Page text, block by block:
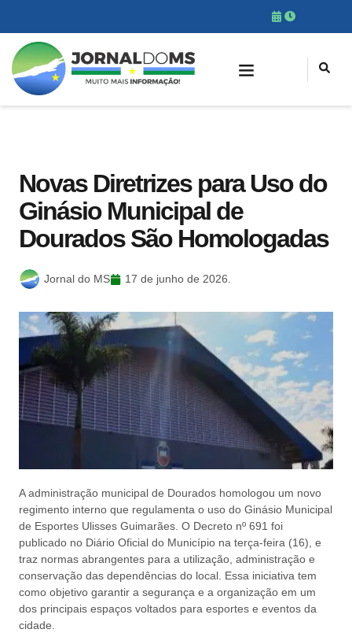
Novas Diretrizes para Uso do
Ginásio Municipal de
Dourados São Homologadas
Jornal do MS 17 de junho de 2026.
A administração municipal de Dourados homologou um novo
regimento interno que regulamenta o uso do Ginásio Municipal
de Esportes Ulisses Guimarães. O Decreto nº 691 foi
publicado no Diário Oficial do Município na terça-feira (16), e
traz normas abrangentes para a utilização, administração e
conservação das dependências do local. Essa iniciativa tem
como objetivo garantir a segurança e a organização em um
dos principais espaços voltados para esportes e eventos da
cidade.